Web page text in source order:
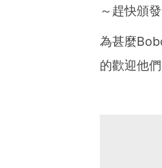
～趕快頒
為甚麼
的歡迎他